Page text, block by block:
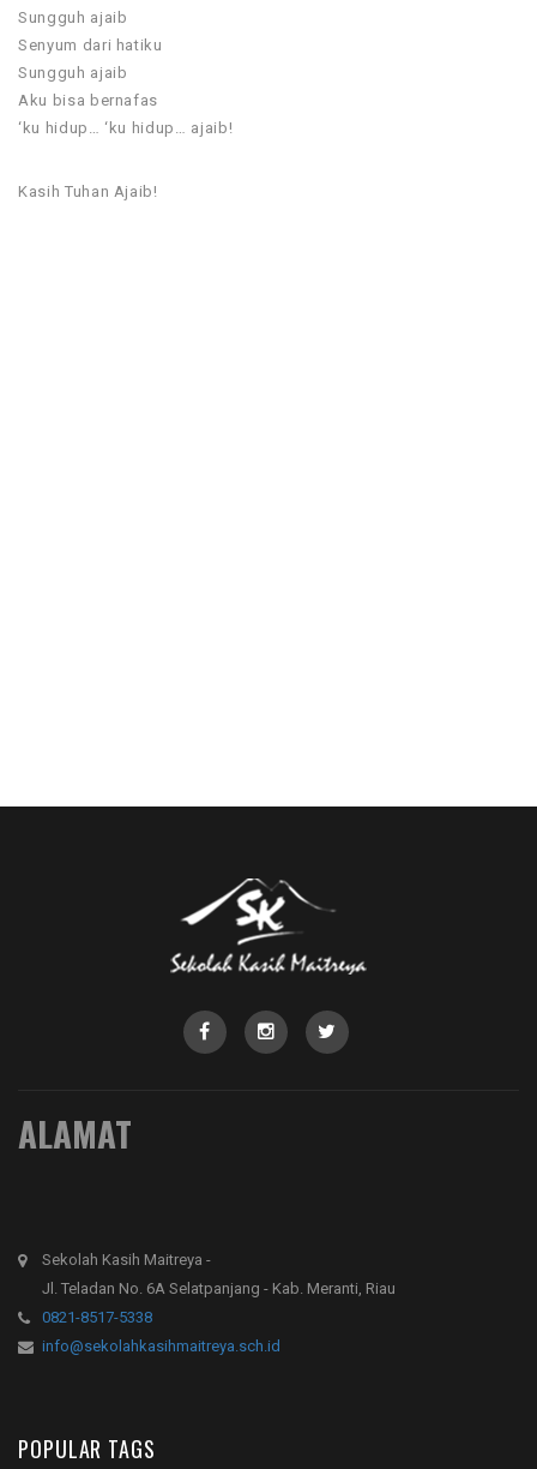
Sungguh ajaib
Senyum dari hatiku
Sungguh ajaib
Aku bisa bernafas
‘ku hidup… ‘ku hidup… ajaib!
Kasih Tuhan Ajaib!
ALAMAT
Sekolah Kasih Maitreya -
Jl. Teladan No. 6A Selatpanjang - Kab. Meranti, Riau
0821-8517-5338
info@sekolahkasihmaitreya.sch.id
POPULAR TAGS